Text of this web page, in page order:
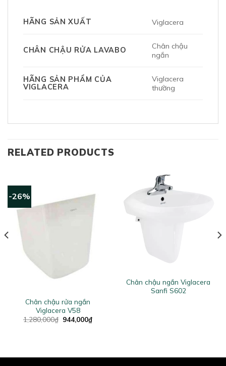
HÃNG SẢN XUẤT Viglacera
CHÂN CHẬU RỬA LAVABO
Chân chậu
ngắn
HÃNG SẢN PHẨM CỦA
VIGLACERA
Viglacera
thường
RELATED PRODUCTS
-26%
Chân chậu rửa ngắn
Viglacera V58
1,280,000₫ Original
price
944,000₫Current
Chân chậu ngắn Viglacera
Sanfi S602